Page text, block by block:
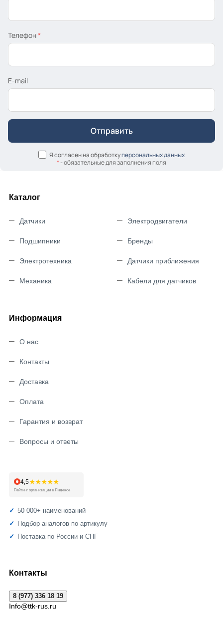
Телефон*
E-mail
Я согласен на обработкуперсональных данных
*- обязательные для заполнения поля
Каталог
Датчики
Подшипники
Электротехника
Механика
Электродвигатели
Бренды
Датчики приближения
Кабели для датчиков
Информация
О нас
Контакты
Доставка
Оплата
Гарантия и возврат
Вопросы и ответы
4,5★★★★★
Рейтинг организации в Яндексе
50 000+ наименований
Подбор аналогов по артикулу
Поставка по России и СНГ
Контакты
8 (977) 336 18 19
Info@ttk-rus.ru